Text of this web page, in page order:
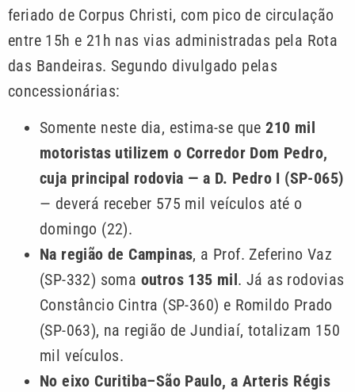
feriado de Corpus Christi, com pico de circulação
entre 15h e 21h nas vias administradas pela Rota
das Bandeiras. Segundo divulgado pelas
concessionárias:
Somente neste dia, estima-se que 210 mil
motoristas utilizem o Corredor Dom Pedro,
cuja principal rodovia — a D. Pedro I (SP-065)
— deverá receber 575 mil veículos até o
domingo (22).
Na região de Campinas, a Prof. Zeferino Vaz
(SP-332) soma outros 135 mil. Já as rodovias
Constâncio Cintra (SP-360) e Romildo Prado
(SP-063), na região de Jundiaí, totalizam 150
mil veículos.
No eixo Curitiba–São Paulo, a Arteris Régis